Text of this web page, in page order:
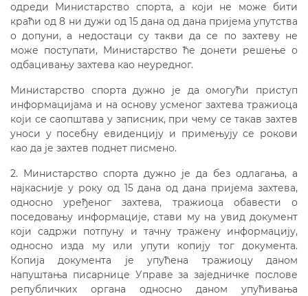
одреди Министарство спорта, а који не може бити
краћи од 8 ни дужи од 15 дана од дана пријема упутства
о допуни, а недостаци су такви да се по захтеву не
може поступати, Министарство ће донети решење о
одбацивању захтева као неуредног.
Министарство спорта дужно је да омогући приступ
информацијама и на основу усменог захтева тражиоца
који се саопштава у записник, при чему се такав захтев
уноси у посебну евиденцију и примењују се рокови
као да је захтев поднет писмено.
2. Министарство спорта дужно је да без одлагања, а
најкасније у року од 15 дана од дана пријема захтева,
односно уређеног захтева, тражиоца обавести о
поседовању информације, стави му на увид документ
који садржи потпуну и тачну тражену информацију,
односно изда му или упути копију тог документа.
Копија документа је упућена тражиоцу даном
напуштања писарнице Управе за заједничке послове
републичких органа односно даном упућивања